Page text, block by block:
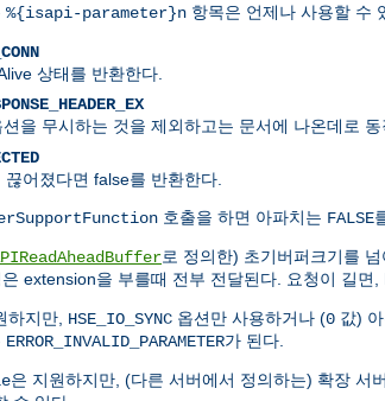
%{isapi-parameter}n 항목은 언제나 사용할 수
상태를 반환한다.
션을 무시하는 것을 제외하고는 문서에 나온데로 동
끊어졌다면 false를 반환한다.
호출을 하면 아파치는 FALSE
로 정의한) 초기버퍼크기를
extension을 부를때 전부 전달된다. 요청이 길면,
하지만, HSE_IO_SYNC 옵션만 사용하거나 (0 값)
ERROR_INVALID_PARAMETER가 된다.
은 지원하지만, (다른 서버에서 정의하는) 확장 서